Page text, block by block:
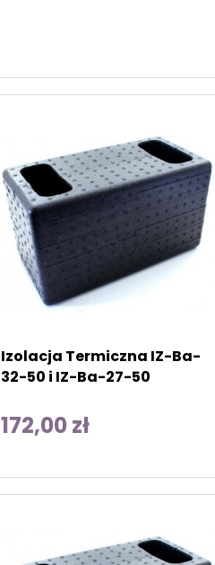
Izolacja Termiczna IZ-Ba-
32-50 i IZ-Ba-27-50
172,00 zł